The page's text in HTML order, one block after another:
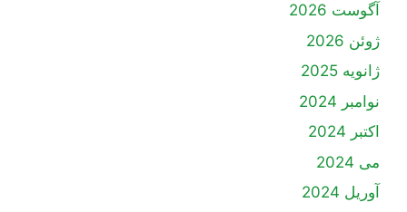
آگوست 2026
ژوئن 2026
ژانویه 2025
نوامبر 2024
اکتبر 2024
آوریل 2024